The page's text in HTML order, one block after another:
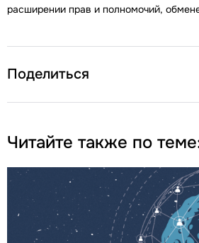
расширении прав и полномочий,
Поделиться
Читайте также по